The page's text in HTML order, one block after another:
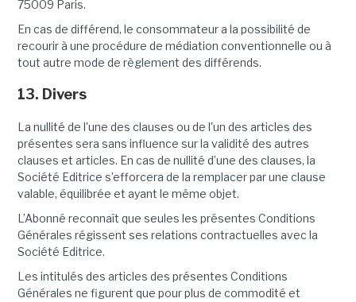
75009 Paris.
En cas de différend, le consommateur a la possibilité de
recourir à une procédure de médiation conventionnelle ou à
tout autre mode de règlement des différends.
13. Divers
La nullité de l'une des clauses ou de l'un des articles des
présentes sera sans influence sur la validité des autres
clauses et articles. En cas de nullité d’une des clauses, la
Société Editrice s’efforcera de la remplacer par une clause
valable, équilibrée et ayant le même objet.
L’Abonné reconnaît que seules les présentes Conditions
Générales régissent ses relations contractuelles avec la
Société Editrice.
Les intitulés des articles des présentes Conditions
Générales ne figurent que pour plus de commodité et